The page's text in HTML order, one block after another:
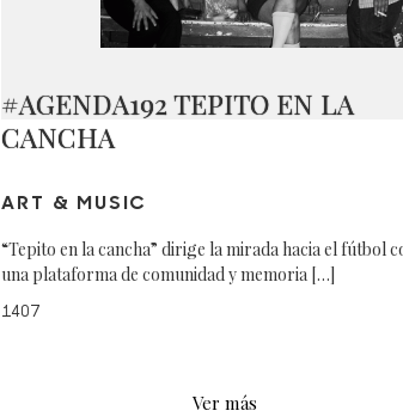
#AGENDA192 TEPITO EN LA
CANCHA
ART & MUSIC
“Tepito en la cancha” dirige la mirada hacia el fútbol
una plataforma de comunidad y memoria […]
1407
Ver más